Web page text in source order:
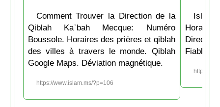
Comment Trouver la Direction de la
Qiblah Kaʿbah Mecque: Numéro
Boussole. Horaires des prières et qiblah
des villes à travers le monde. Qiblah
Google Maps. Déviation magnétique.
https://www.islam.ms/?p=106
Fiable et
https://